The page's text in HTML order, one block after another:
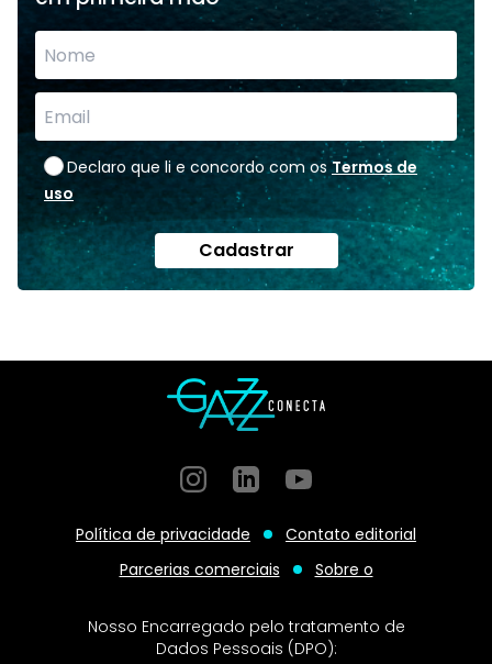
Declaro que li e concordo com os Termos de
uso
Cadastrar
InstagramGitHubGitHub
Política de privacidade
Contato editorial
Parcerias comerciais
Sobre o
Nosso Encarregado pelo tratamento de
Dados Pessoais (DPO):